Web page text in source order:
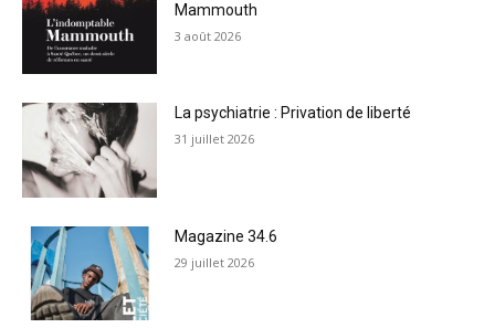
Mammouth
3 août 2026
La psychiatrie : Privation de liberté
31 juillet 2026
Magazine 34.6
29 juillet 2026